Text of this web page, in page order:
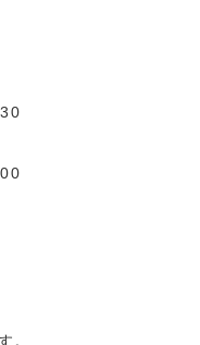
療
養学外来
。